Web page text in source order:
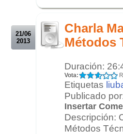
21/06
2013
Charla
Métodos
Duración:
Vota:
Etiquetas
Publicado
Insertar
Descripción:
Métodos